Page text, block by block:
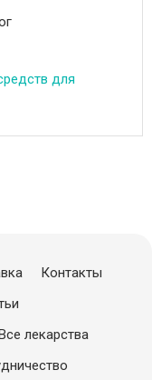
для
Контакты
лекарства